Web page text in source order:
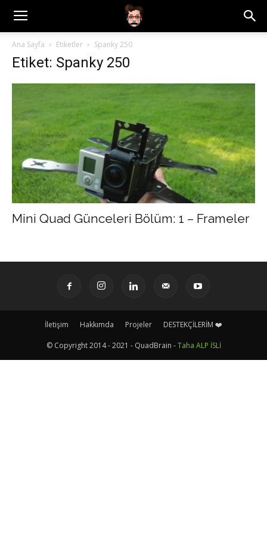
Ana Sayfa Etiketler Spanky 250
Etiket: Spanky 250
Mini Quad Günceleri Bölüm: 1 – Frameler
İletişim Hakkımda Projeler DESTEKÇİLERİM ❤️
© Copyright 2014 - 2021 - QuadBrain -Taha ALP İSLİ